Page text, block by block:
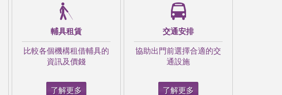
輔具租賃
比較各個機構租借輔具的
資訊及價錢
了解更多
交通安排
協助出門前選擇合適的交
通設施
了解更多